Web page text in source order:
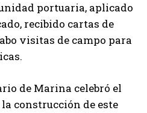
portuaria, aplicado
recibido cartas de
visitas de campo para
de Marina celebró el
construcción de este